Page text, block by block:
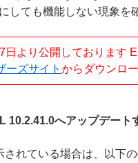
しても機能しない現象を
日より公開しております
ーズサイト からダウンロ
10.2.41.0へアップデー
れている場合は、以下